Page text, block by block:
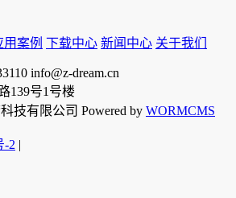
用案例 下载中心 新闻中心 关于我们
info@z-dream.cn
139号1号楼
技有限公司 Powered by WORMCMS
-2 |